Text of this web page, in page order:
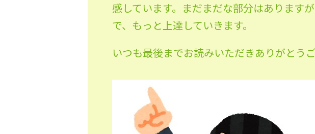
感しています。まだまだな部分はあります
で、もっと上達していきます。
いつも最後までお読みいただきありがとうご